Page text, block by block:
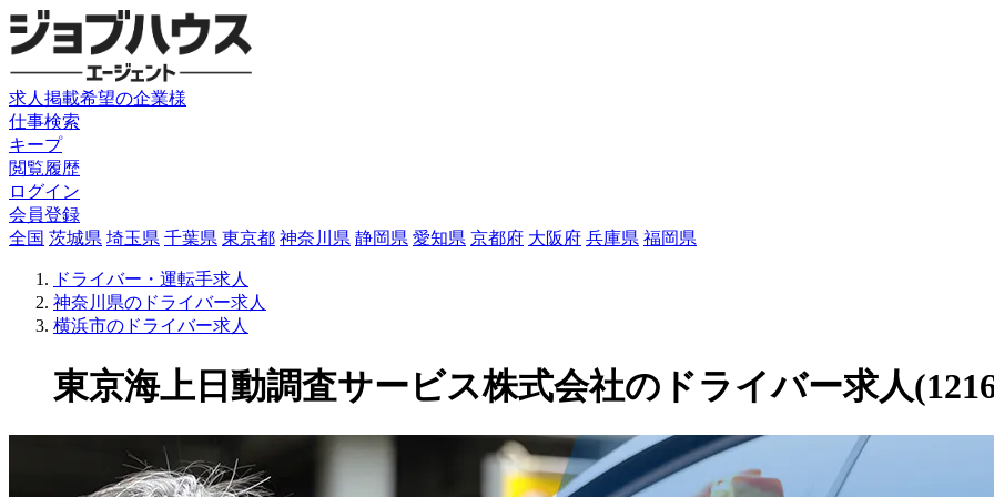
求人掲載希望の企業様
仕事検索
キープ
閲覧履歴
ログイン
会員登録
全国 茨城県 埼玉県 千葉県 東京都 神奈川県 静岡県 愛知県 京都府 大阪府 兵庫県 福岡県
ドライバー・運転手求人
神奈川県のドライバー求人
横浜市のドライバー求人
東京海上日動調査サービス株式会社のドライバー求人